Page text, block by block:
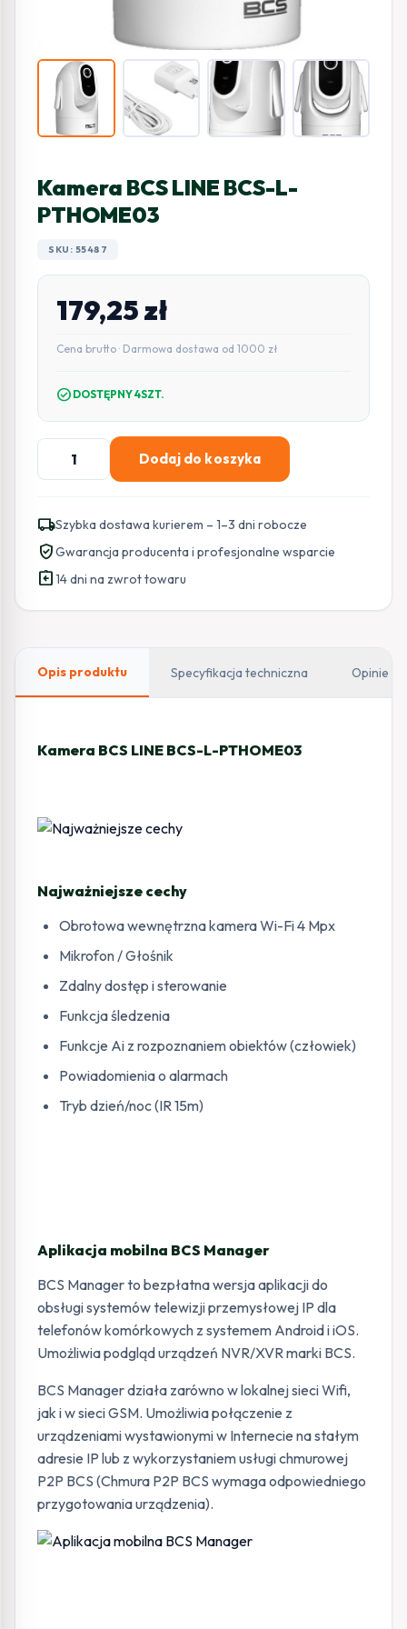
Kamera BCS LINE BCS-L-
PTHOME03
SKU: 55487
179,25zł
Cena brutto · Darmowa dostawa od 1000 zł
check_circle DOSTĘPNY 4SZT.
ilość
Kamera
BCS-
L-
PTHOME03
Dodaj do koszyka
local_shippingSzybka dostawa kurierem – 1–3 dni robocze
verified_userGwarancja producenta i profesjonalne wsparcie
assignment_return14 dni na zwrot towaru
Opis produktu Specyfikacja techniczna Opinie
Kamera BCS LINE BCS-L-PTHOME03
Najważniejsze cechy
Obrotowa wewnętrzna kamera Wi-Fi 4 Mpx
Mikrofon / Głośnik
Zdalny dostęp i sterowanie
Funkcja śledzenia
Funkcje Ai z rozpoznaniem obiektów (człowiek)
Powiadomienia o alarmach
Tryb dzień/noc (IR 15m)
Aplikacja mobilna BCS Manager
BCS Manager to bezpłatna wersja aplikacji do
obsługi systemów telewizji przemysłowej IP dla
telefonów komórkowych z systemem Android i iOS.
Umożliwia podgląd urządzeń NVR/XVR marki BCS.
BCS Manager działa zarówno w lokalnej sieci Wifi,
jak i w sieci GSM. Umożliwia połączenie z
urządzeniami wystawionymi w Internecie na stałym
adresie IP lub z wykorzystaniem usługi chmurowej
P2P BCS (Chmura P2P BCS wymaga odpowiedniego
przygotowania urządzenia).